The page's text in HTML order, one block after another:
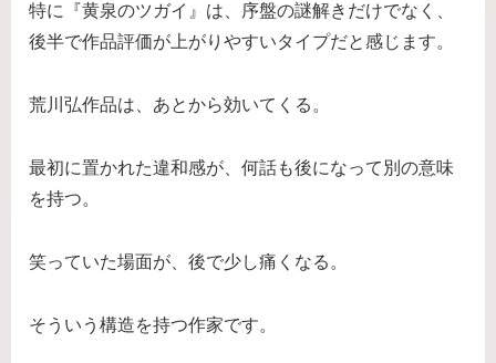
特に『黄泉のツガイ』は、序盤の謎解きだけでなく、
後半で作品評価が上がりやすいタイプだと感じます。
荒川弘作品は、あとから効いてくる。
最初に置かれた違和感が、何話も後になって別の意味
を持つ。
笑っていた場面が、後で少し痛くなる。
そういう構造を持つ作家です。